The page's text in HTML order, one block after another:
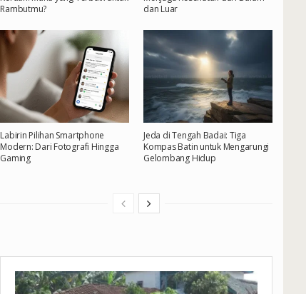
Rambutmu?
dan Luar
Labirin Pilihan Smartphone
Modern: Dari Fotografi Hingga
Gaming
Jeda di Tengah Badai: Tiga
Kompas Batin untuk Mengarungi
Gelombang Hidup